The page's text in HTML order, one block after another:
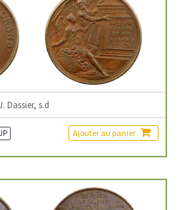
Dassier, s.d
Ajouter au panier